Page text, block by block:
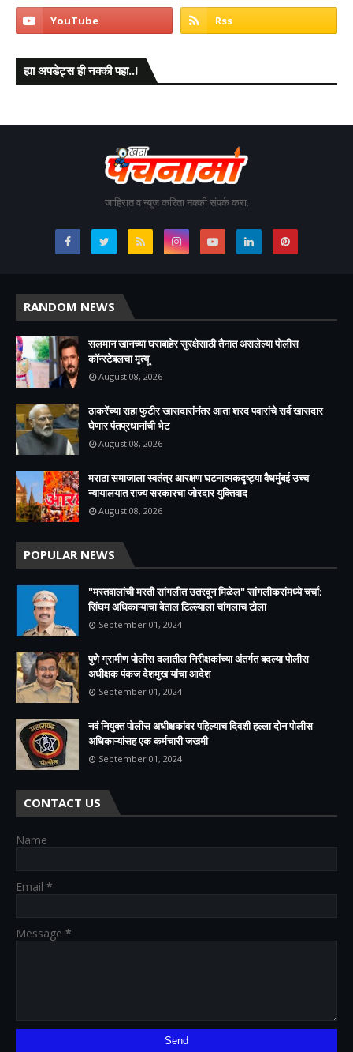
ह्या अपडेट्स ही नक्की पहा..!
जाहिरात व न्यूज करिता नक्की संपर्क करा.
RANDOM NEWS
सलमान खानच्या घराबाहेर सुरक्षेसाठी तैनात असलेल्या पोलीस
कॉन्स्टेबलचा मृत्यू
August 08, 2026
ठाकरेंच्या सहा फुटीर खासदारांनंतर आता शरद पवारांचे सर्व खासदार
घेणार पंतप्रधानांची भेट
August 08, 2026
मराठा समाजाला स्वतंत्र आरक्षण घटनात्मकदृष्ट्या वैधमुंबई उच्च
न्यायालयात राज्य सरकारचा जोरदार युक्तिवाद
August 08, 2026
POPULAR NEWS
"मस्तवालांची मस्ती सांगलीत उतरवून मिळेल" सांगलीकरांमध्ये चर्चा;
सिंघम अधिकाऱ्याचा बेताल टिल्ल्याला चांगलाच टोला
September 01, 2024
पुणे ग्रामीण पोलीस दलातील निरीक्षकांच्या अंतर्गत बदल्या पोलीस
अधीक्षक पंकज देशमुख यांचा आदेश
September 01, 2024
नवं नियुक्त पोलीस अधीक्षकांवर पहिल्याच दिवशी हल्ला दोन पोलीस
अधिकाऱ्यांसह एक कर्मचारी जखमी
September 01, 2024
CONTACT US
Name
Email *
Message *